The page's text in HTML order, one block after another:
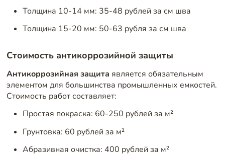
Толщина 10-14 мм: 35-48 рублей за см шва
Толщина 15-20 мм: 50-63 рубля за см шва
Стоимость антикоррозийной защиты
Антикоррозийная защита является обязательным
элементом для большинства промышленных емкостей.
Стоимость работ составляет:
Простая покраска: 60-250 рублей за м²
Грунтовка: 60 рублей за м²
Абразивная очистка: 400 рублей за м²